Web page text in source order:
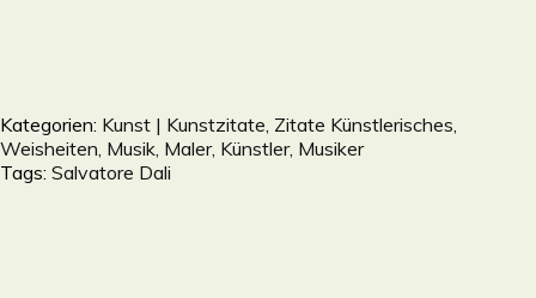
Kategorien: Kunst | Kunstzitate, Zitate Künstlerisches,
Weisheiten, Musik, Maler, Künstler, Musiker
Tags: Salvatore Dali